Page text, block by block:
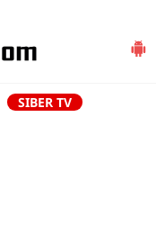
SIBER TV